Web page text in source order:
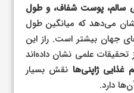
سالم، پوست شفاف، و طول
می‌دهد که میانگین طول
جهان بیشتر است. راز این
علمی نشان داده‌اند
ژاپنی‌ها نقش بسیار
دارد.